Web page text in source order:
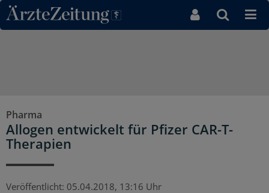
Direkt zum Inhaltsbereich
Pharma
Allogen entwickelt für Pfizer CAR-T-
Therapien
Veröffentlicht: 05.04.2018, 13:16 Uhr